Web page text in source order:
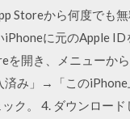
Storeから何度でも
iPhoneに元のApple ID
を開き、メニューから
済み」→「この
ク。 4. ダウンロー